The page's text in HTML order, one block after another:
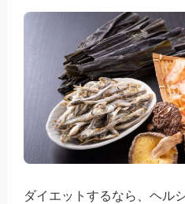
ダイエットするなら、ヘル